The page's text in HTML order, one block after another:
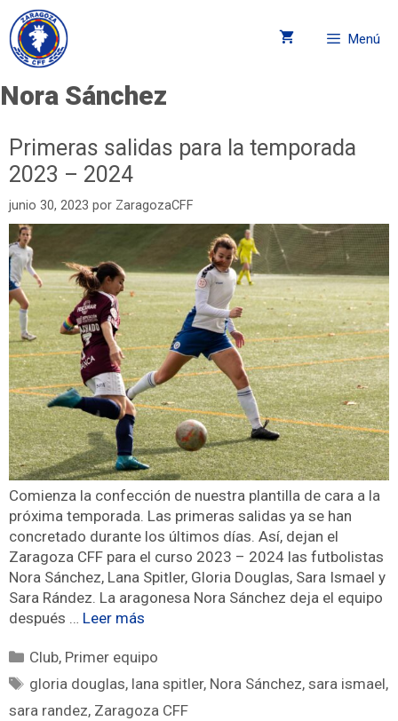
Menú
Nora Sánchez
Primeras salidas para la temporada
2023 – 2024
junio 30, 2023 por ZaragozaCFF
Comienza la confección de nuestra plantilla de cara a la
próxima temporada. Las primeras salidas ya se han
concretado durante los últimos días. Así, dejan el
Zaragoza CFF para el curso 2023 – 2024 las futbolistas
Nora Sánchez, Lana Spitler, Gloria Douglas, Sara Ismael y
Sara Rández. La aragonesa Nora Sánchez deja el equipo
después … Leer más
Club, Primer equipo
gloria douglas, lana spitler, Nora Sánchez,sara ismael,
sara randez, Zaragoza CFF